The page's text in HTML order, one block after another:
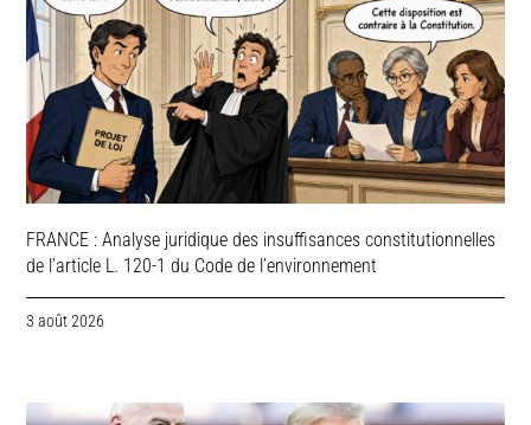
FRANCE : Analyse juridique des insuffisances constitutionnelles
de l’article L. 120-1 du Code de l’environnement
3 août 2026